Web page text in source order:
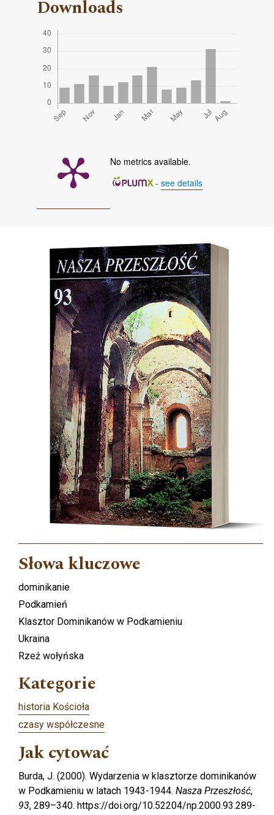
Downloads
No metrics available.
- see details
Słowa kluczowe
dominikanie
Podkamień
Klasztor Dominikanów w Podkamieniu
Ukraina
Rzeź wołyńska
Kategorie
historia Kościoła
czasy współczesne
Jak cytować
Burda, J. (2000). Wydarzenia w klasztorze dominikanów
w Podkamieniu w latach 1943-1944. Nasza Przeszłość,
93, 289–340. https://doi.org/10.52204/np.2000.93.289-